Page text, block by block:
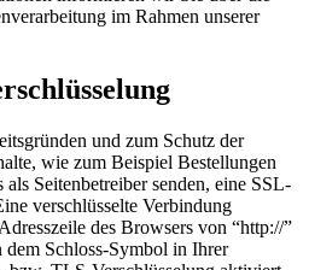
im Rahmen unserer
und zum Schutz der
wie zum Beispiel Bestellungen
Seitenbetreiber senden, eine SSL-
verschlüsselte Verbindung
des Browsers von “http://”
dem Schloss-Symbol in Ihrer